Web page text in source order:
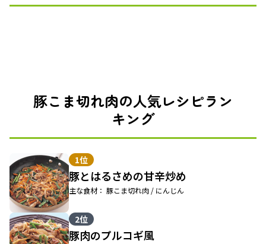
豚こま切れ肉の人気レシピラン
キング
1位
豚とはるさめの甘辛炒め
主な食材： 豚こま切れ肉 / にんじん
2位
豚肉のプルコギ風